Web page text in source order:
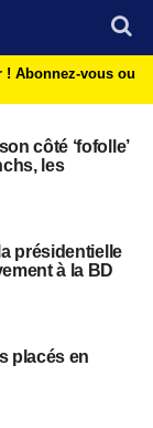
! Abonnez-vous ou
côté ‘fofolle’
les
présidentielle
à la BD
placés en